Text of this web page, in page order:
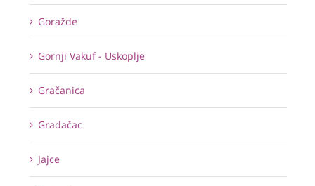
Goražde
Gornji Vakuf - Uskoplje
Gračanica
Gradačac
Jajce